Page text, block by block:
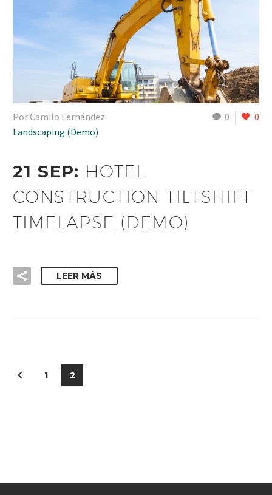
0 0
Por Camilo Fernández
Landscaping (Demo)
21 SEP: HOTEL
CONSTRUCTION TILTSHIFT
TIMELAPSE (DEMO)
LEER MÁS
1 2